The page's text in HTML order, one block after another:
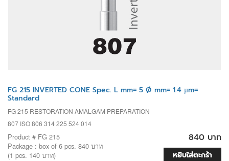
FG 215 INVERTED CONE Spec. L mm= 5 Ø mm= 1.4 µm=
Standard
FG 215 RESTORATION AMALGAM PREPARATION
807 ISO 806 314 225 524 014
Product # FG 215
Package : box of 6 pcs. 840 บาท
(1 pcs. 140 บาท)
840 บาท
หยิบใส่ตะกร้า